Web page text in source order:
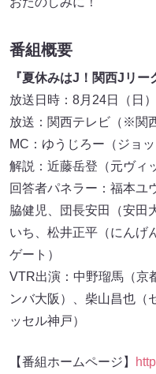
番組概要
『夏休みはJ！関西Jリー
放送日時：8月24日（日
放送：関西テレビ（※関
MC：ゆうじろー（ジョッ
解説：近藤岳登（元ヴィ
回答者パネラー：福本ユ
脇健児、団長安田（安田
いち、松井正平（にんげ
ゲート）
VTR出演：中野瑠馬（京
ンバ大阪）、柴山昌也（
ッセル神戸）
【番組ホームページ】